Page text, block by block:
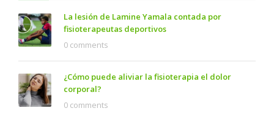
La lesión de Lamine Yamala contada por
fisioterapeutas deportivos
0 comments
¿Cómo puede aliviar la fisioterapia el dolor
corporal?
0 comments